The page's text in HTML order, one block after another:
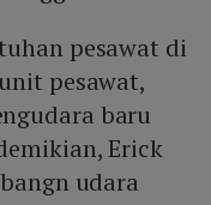
pesawat di
pesawat,
baru
Erick
udara